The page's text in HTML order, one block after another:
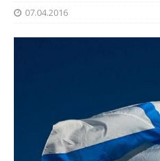
07.04.2016